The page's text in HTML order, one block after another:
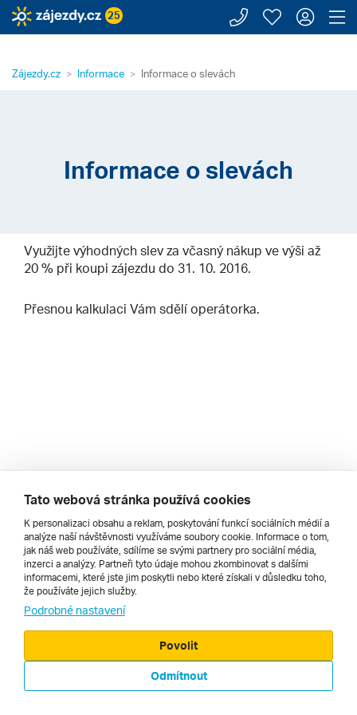
25 Zavolejte
Moje
Zájezdy.cz Informace Informace o slevách
Informace o slevách
Využijte výhodných slev za včasný nákup ve výši až
20 % při koupi zájezdu do 31. 10. 2016.
Přesnou kalkulaci Vám sdělí operátorka.
© 2000 - 2026, Zájezdy.cz
Tato webová stránka používá cookies
K personalizaci obsahu a reklam, poskytování funkcí sociálních médií a
analýze naší návštěvnosti využíváme soubory cookie. Informace o tom,
jak náš web používáte, sdílíme se svými partnery pro sociální média,
inzerci a analýzy. Partneři tyto údaje mohou zkombinovat s dalšími
informacemi, které jste jim poskytli nebo které získali v důsledku toho,
že používáte jejich služby.
Podrobné nastavení
Odmítnout
Povolit